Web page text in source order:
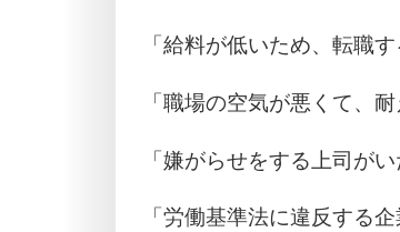
「給料が低いため、転職
「職場の空気が悪くて、
「嫌がらせをする上司が
「労働基準法に違反する